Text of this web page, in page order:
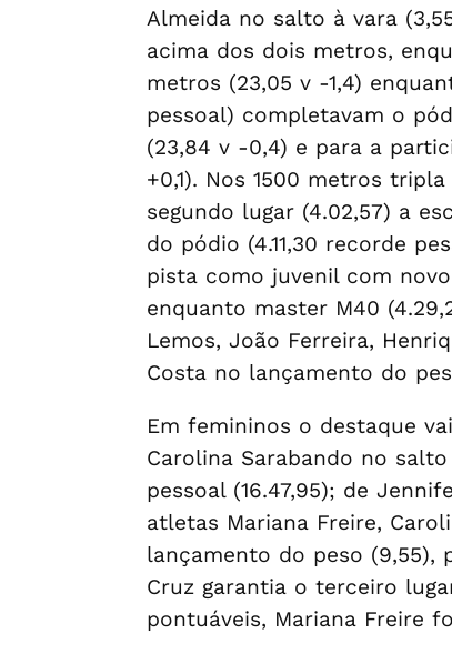
Almeida no salto à vara
acima dos dois metros,
metros (23,05 v -1,4)
pessoal) completavam o
(23,84 v -0,4) e para a
+0,1). Nos 1500 metros
segundo lugar (4.02,57) a
do pódio (4.11,30 recorde
pista como juvenil com
enquanto master M40
Lemos, João Ferreira,
Costa no lançamento do
Em femininos o destaque
Carolina Sarabando no
pessoal (16.47,95); de
atletas Mariana Freire,
lançamento do peso (9,55),
Cruz garantia o terceiro
pontuáveis, Mariana Freire